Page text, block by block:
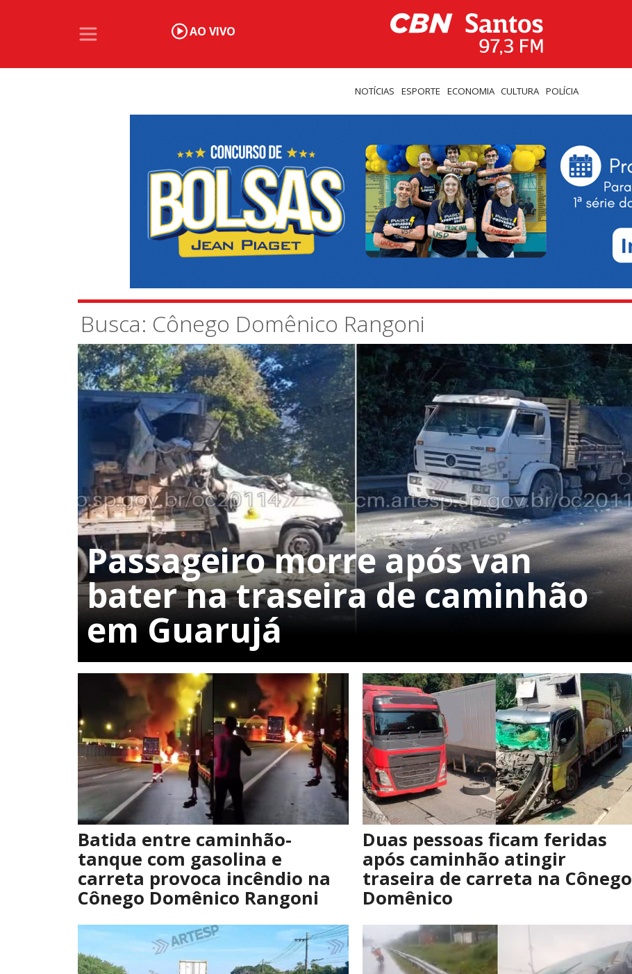
AO VIVO
NOTÍCIAS ESPORTE ECONOMIA CULTURA POLÍCIA
Busca: Cônego Domênico Rangoni
Passageiro morre após van
bater na traseira de caminhão
em Guarujá
Batida entre caminhão-
tanque com gasolina e
carreta provoca incêndio na
Cônego Domênico Rangoni
Duas pessoas ficam feridas
após caminhão atingir
traseira de carreta na Cônego
Domênico